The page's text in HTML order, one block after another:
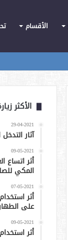
الأقسام
الأكثر
29-04-2021
آثار
09-05-2021
أثر
المكي
07-05-2021
أثر
على
09-05-2021
أثر